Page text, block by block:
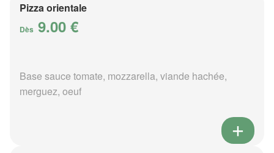
Pizza orientale
Dès 9.00 €
Base sauce tomate, mozzarella, viande hachée,
merguez, oeuf